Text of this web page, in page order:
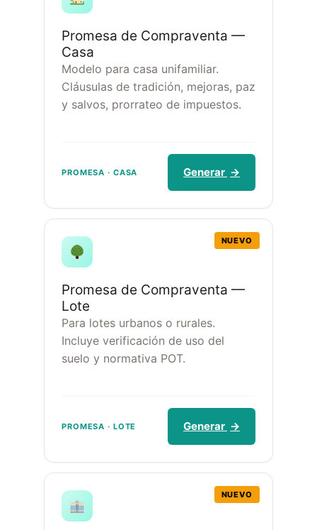
Promesa de Compraventa —
Casa
Modelo para casa unifamiliar.
Cláusulas de tradición, mejoras, paz
y salvos, prorrateo de impuestos.
PROMESA · CASA Generar →
NUEVO
Promesa de Compraventa —
Lote
Para lotes urbanos o rurales.
Incluye verificación de uso del
suelo y normativa POT.
PROMESA · LOTE Generar →
NUEVO